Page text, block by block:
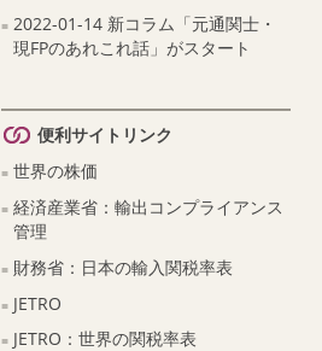
2022-01-14 新コラム「元通関士・
現FPのあれこれ話」がスタート
便利サイトリンク
世界の株価
経済産業省：輸出コンプライアンス
管理
財務省：日本の輸入関税率表
JETRO
JETRO：世界の関税率表